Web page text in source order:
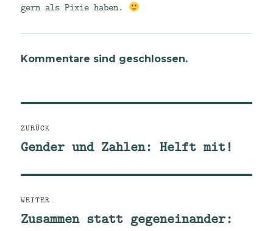
gern als Pixie haben.
Kommentare sind geschlossen.
ZURÜCK
Vorheriger
Gender und Zahlen: Helft mit!
WEITER
Nächster
Zusammen statt gegeneinander: